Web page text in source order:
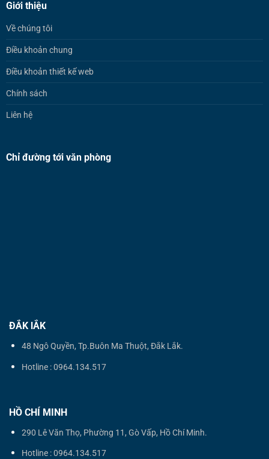
Giới thiệu
Về chúng tôi
Điều khoản chung
Điều khoản thiết kế web
Chính sách
Liên hệ
Chỉ đường tới văn phòng
ĐẮK lẮK
48 Ngô Quyền, Tp.Buôn Ma Thuột, Đắk Lắk.
Hotline : 0964.134.517
HỒ CHÍ MINH
290 Lê Văn Thọ, Phường 11, Gò Vấp, Hồ Chí Minh.
Hotline : 0964.134.517